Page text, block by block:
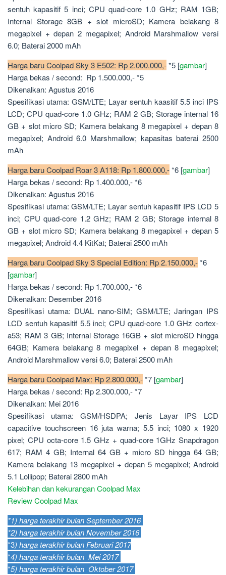
sentuh kapasitif 5 inci; CPU quad-core 1.0 GHz; RAM 1GB;
Internal Storage 8GB + slot microSD; Kamera belakang 8
megapixel + depan 2 megapixel; Android Marshmallow versi
6.0; Baterai 2000 mAh
Harga baru Coolpad Sky 3 E502: Rp 2.000.000,-*5 [gambar]
Harga bekas / second: Rp 1.500.000,- *5
Dikenalkan: Agustus 2016
Spesifikasi utama: GSM/LTE; Layar sentuh kaasitif 5.5 inci IPS
LCD; CPU quad-core 1.0 GHz; RAM 2 GB; Storage internal 16
GB + slot micro SD; Kamera belakang 8 megapixel + depan 8
megapixel; Android 6.0 Marshmallow; kapasitas baterai 2500
mAh
Harga baru Coolpad Roar 3 A118: Rp 1.800.000,-*6 [gambar]
Harga bekas / second: Rp 1.400.000,- *6
Dikenalkan: Agustus 2016
Spesifikasi utama: GSM/LTE; Layar sentuh kapasitif IPS LCD 5
inci; CPU quad-core 1.2 GHz; RAM 2 GB; Storage internal 8
GB + slot micro SD; Kamera belakang 8 megapixel + depan 5
megapixel; Android 4.4 KitKat; Baterai 2500 mAh
Harga baru Coolpad Sky 3 Special Edition: Rp 2.150.000,-*6
[gambar]
Harga bekas / second: Rp 1.700.000,- *6
Dikenalkan: Desember 2016
Spesifikasi utama: DUAL nano-SIM; GSM/LTE; Jaringan IPS
LCD sentuh kapasitif 5.5 inci; CPU quad-core 1.0 GHz cortex-
a53; RAM 3 GB; Internal Storage 16GB + slot microSD hingga
64GB; Kamera belakang 8 megapixel + depan 8 megapixel;
Android Marshmallow versi 6.0; Baterai 2500 mAh
Harga baru Coolpad Max: Rp 2.800.000,-*7 [gambar]
Harga bekas / second: Rp 2.300.000,- *7
Dikenalkan: Mei 2016
Spesifikasi utama: GSM/HSDPA; Jenis Layar IPS LCD
capacitive touchscreen 16 juta warna; 5.5 inci; 1080 x 1920
pixel; CPU octa-core 1.5 GHz + quad-core 1GHz Snapdragon
617; RAM 4 GB; Internal 64 GB + micro SD hingga 64 GB;
Kamera belakang 13 megapixel + depan 5 megapixel; Android
5.1 Lollipop; Baterai 2800 mAh
Kelebihan dan kekurangan Coolpad Max
Review Coolpad Max
*1) harga terakhir bulan September 2016
*2) harga terakhir bulan November 2016
*3) harga terakhir bulan Februari 2017
*4) harga terakhir bulan Mei 2017
*5) harga terakhir bulan Oktober 2017